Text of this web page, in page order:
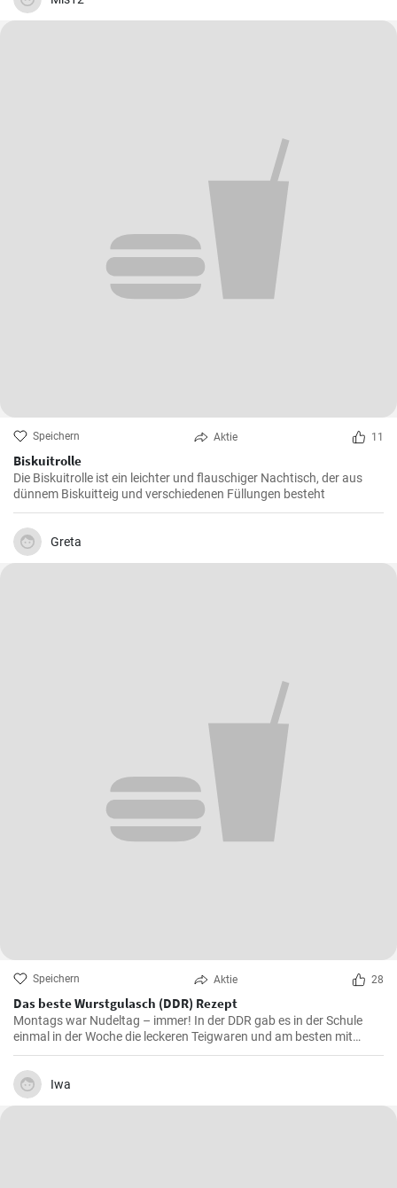
Speichern Aktie 11
Biskuitrolle
Die Biskuitrolle ist ein leichter und flauschiger Nachtisch, der aus
dünnem Biskuitteig und verschiedenen Füllungen besteht
Greta
Speichern Aktie 28
Das beste Wurstgulasch (DDR) Rezept
Montags war Nudeltag – immer! In der DDR gab es in der Schule
einmal in der Woche die leckeren Teigwaren und am besten mit
Wurstgulasch .Das Gulasch mit Paprika und Würstchen ist sehr
sättigend und lecker auch als Familienessen - ausprobieren lohnt .
Iwa